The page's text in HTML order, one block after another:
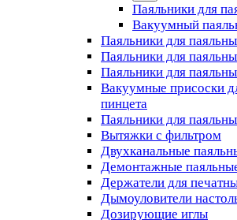
Паяльники для
Вакуумный
Паяльники для
Паяльники для
Паяльники для
Вакуумные присоски
пинцета
Паяльники для
Вытяжки с фильтром
Двухканальные
Демонтажные
Держатели для
Дымоуловители
Дозирующие иглы